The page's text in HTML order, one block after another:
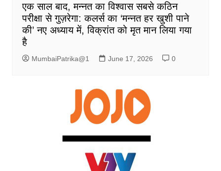
एक साल बाद, मन्नत का विश्वास सबसे कठिन
परीक्षा से गुज़रेगा: कलर्स का ‘मन्नत हर खुशी पाने
की’ नए अध्याय में, विक्रांत को मृत मान लिया गया
है
MumbaiPatrika@1 June 17, 2026 0